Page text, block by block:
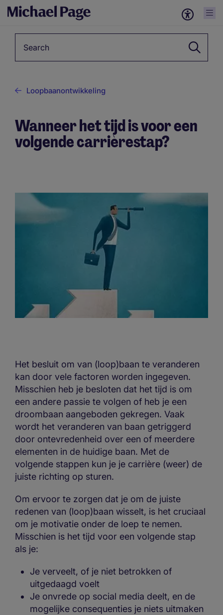
Loopbaanontwikkeling
Wanneer het tijd is voor een
volgende carrièrestap?
Het besluit om van (loop)baan te veranderen
kan door vele factoren worden ingegeven.
Misschien heb je besloten dat het tijd is om
een andere passie te volgen of heb je een
droombaan aangeboden gekregen. Vaak
wordt het veranderen van baan getriggerd
door ontevredenheid over een of meerdere
elementen in de huidige baan. Met de
volgende stappen kun je je carrière (weer) de
juiste richting op sturen.
Om ervoor te zorgen dat je om de juiste
redenen van (loop)baan wisselt, is het cruciaal
om je motivatie onder de loep te nemen.
Misschien is het tijd voor een volgende stap
als je:
Je verveelt, of je niet betrokken of
uitgedaagd voelt
Je onvrede op social media deelt, en de
mogelijke consequenties je niets uitmaken